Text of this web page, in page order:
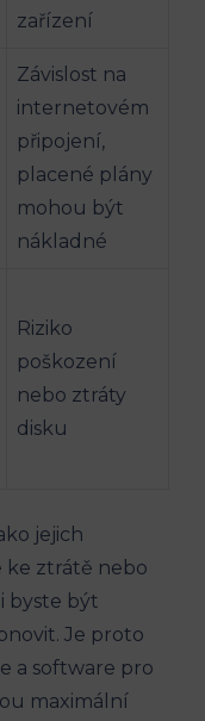
zařízení
Závislost na
internetovém
připojení,
placené plány
mohou být
nákladné
Riziko
poškození
nebo ztráty
disku
jejich
ke ztrátě nebo
byste být
Je proto
a software pro
maximální